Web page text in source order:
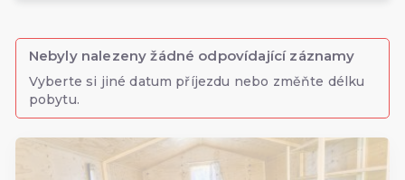
Nebyly nalezeny žádné odpovídající záznamy
Vyberte si jiné datum příjezdu nebo změňte délku
pobytu.